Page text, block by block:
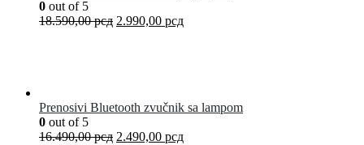
0 out of 5
18.590,00рсд 2.990,00 рсд
Prenosivi Bluetooth zvučnik sa lampom
0 out of 5
16.490,00рсд 2.490,00 рсд